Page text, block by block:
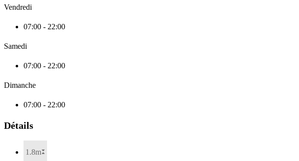
Vendredi
07:00 - 22:00
Samedi
07:00 - 22:00
Dimanche
07:00 - 22:00
Détails
1.8m